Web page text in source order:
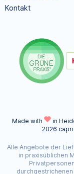
Kontakt
Made with in
2026
Alle Angebote der
in praxisüblichen